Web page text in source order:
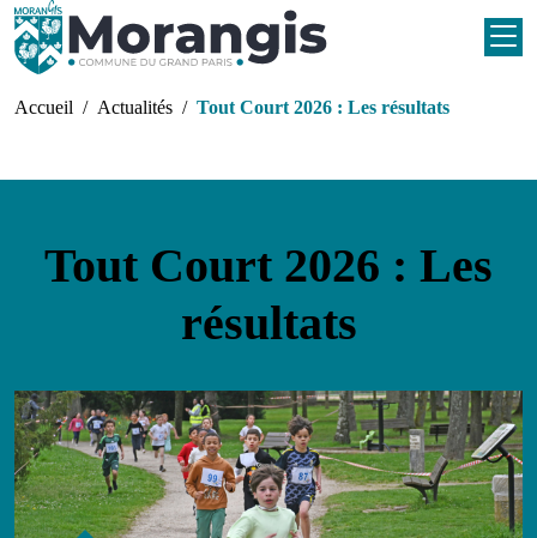
Aller au contenu principal
Fil d'Ariane
Accueil Actualités Tout Court 2026 : Les résultats
Tout Court 2026 : Les
résultats